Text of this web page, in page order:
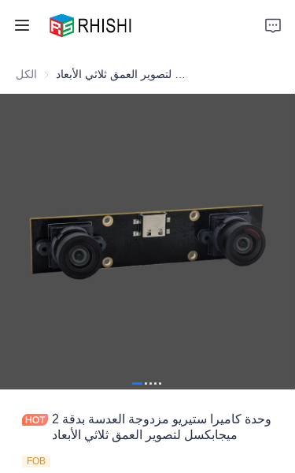
الكل
وحدة كاميرا ستيريو مزدوجة العدسة بدقة 2
ميجابكسل لتصوير العمق ثلاثي الأبعاد
FOB
Home
Support